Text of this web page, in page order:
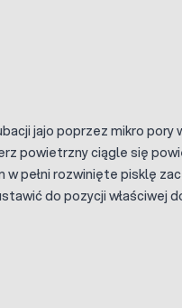
jajo poprzez mikro
powietrzny ciągle się
pełni rozwinięte pisklę
do pozycji właściwej